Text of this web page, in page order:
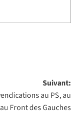
Suivant:
au PS, au
Front des Gauches